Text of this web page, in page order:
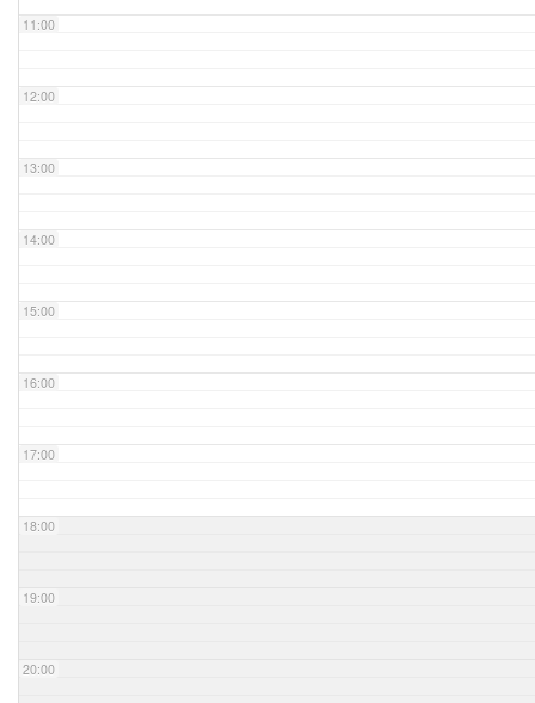
11:00
12:00
13:00
14:00
15:00
16:00
17:00
18:00
19:00
20:00